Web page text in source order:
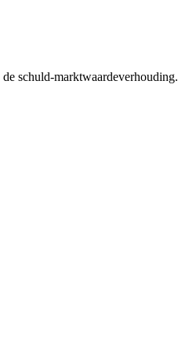
de schuld-marktwaardeverhouding.